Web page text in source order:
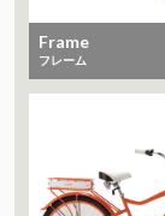
Frame
フレーム